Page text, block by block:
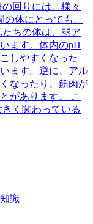
回りには、様々
体にとっても、
ちの体は、弱ア
ます。体内のpH
しやすくなった
ます。逆に、アル
なったり、筋肉が
があります。 こ
く関わっている
識